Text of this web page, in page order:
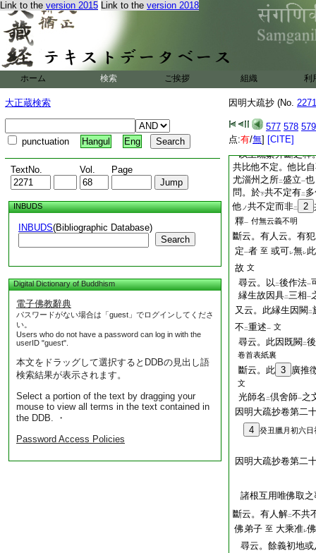
Link to the version 2015 Link to the version 2018
ホーム 検索 ご挨拶 組織 利
大正蔵検索
punctuation Hangul Eng
TextNo. Vol. Page
INBUDS
INBUDS(Bibliographic Database)
Search
Digital Dictionary of Buddhism
電子佛教辭典
パスワードがない場合は「guest」でログインしてくださ
い。
Users who do not have a password can log in with the
userID "guest".
本文をドラッグして選択するとDDBの見出し語
検索結果が表示されます。
Select a portion of the text by dragging your
mouse to view all terms in the text contained in
the DDB. ・
Password Access Policies
因明大疏抄 (No.
577 578 579
点:有/無] [CITE]
又云。若云。但對
決定過一 故 文
爲二眞過
斷云。有人云。共
定一者 至 爲レ 違 二於他
下文云。復判二不定一
亦如レ前 文
以上疏纂并斷之釋
共比他不定。他比
尤淄州之所二盛立一也
問。於下共不定有二
他 ノ共不定而非二 2
釋一 付無云義不明
斷云。有人云。有犯
定一者 至 或可レ無レ
故 文
尋云。以 二後作法一
縁生故因具二三相一
又云。此縁生因闕 二
不 二重述一 文
尋云。此因既闕 二
卷首表紙裏
斷云。此 3 廣推
文
光師名 二倶舍師一之
因明大疏抄卷第二
4
癸丑臘月初六
因明大疏抄卷第二
諸根互用唯佛取之
斷云。有人解二不共
佛弟子 至 大乘准レ
尋云。餘義初地或